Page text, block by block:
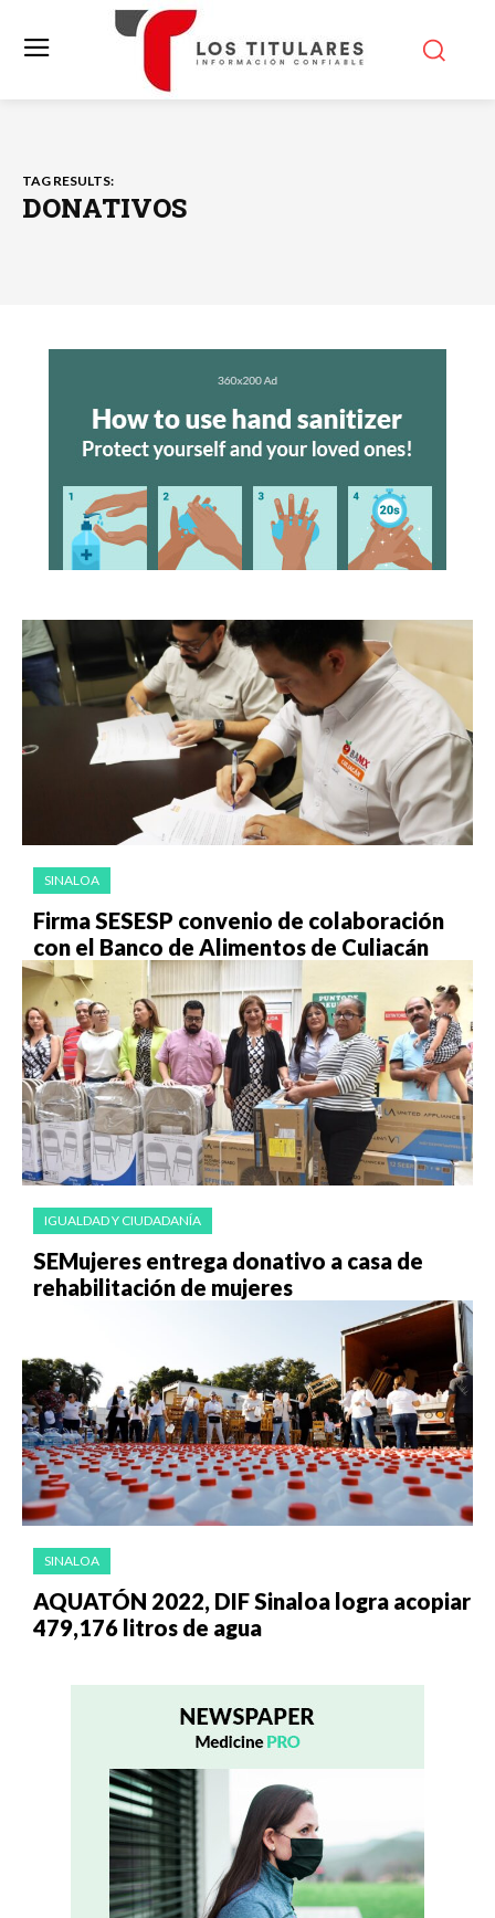
TAG RESULTS:
DONATIVOS
SINALOA
Firma SESESP convenio de colaboración
con el Banco de Alimentos de Culiacán
IGUALDAD Y CIUDADANÍA
SEMujeres entrega donativo a casa de
rehabilitación de mujeres
SINALOA
AQUATÓN 2022, DIF Sinaloa logra acopiar
479,176 litros de agua